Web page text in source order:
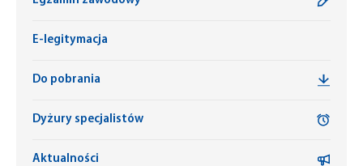
E-legitymacja
Do pobrania
Dyżury specjalistów
Aktualności